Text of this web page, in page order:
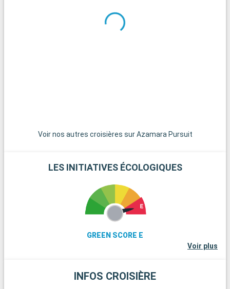
Voir nos autres croisières sur Azamara Pursuit
LES INITIATIVES ÉCOLOGIQUES
GREEN SCORE E
Voir plus
INFOS CROISIÈRE